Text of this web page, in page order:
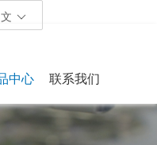
中心 联系我们